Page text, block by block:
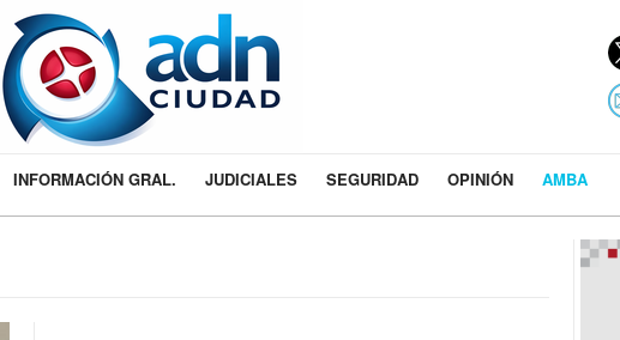
INFORMACIÓN GRAL. JUDICIALES SEGURIDAD OPINIÓN AMBA